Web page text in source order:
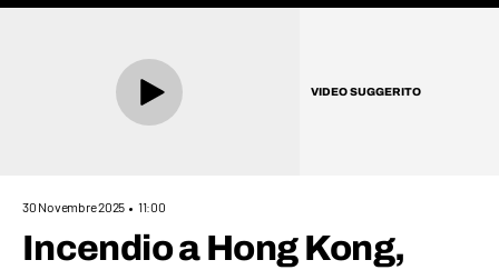
VIDEO SUGGERITO
30 Novembre 2025 11:00
Incendio a Hong Kong,